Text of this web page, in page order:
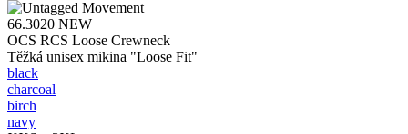
66.3020 NEW
OCS RCS Loose Crewneck
Těžká unisex mikina "Loose Fit"
black
charcoal
birch
navy